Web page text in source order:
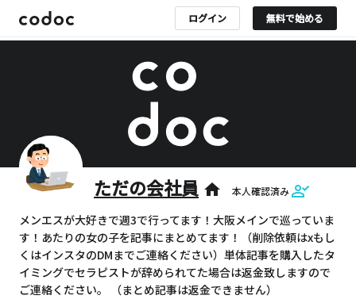
ログイン 無料で始める
ただの会社員 home 本人確認済み
メンエスが大好きで週3で行ってます！大阪メインで巡っていま
す！あたりの女の子を記事にまとめてます！（削除依頼はxもし
くはインスタのDMまでご連絡ください）単体記事を購入したタ
イミングでセラピストが辞められてた場合は返金致しますので
ご連絡ください。 （まとめ記事は返金できません）